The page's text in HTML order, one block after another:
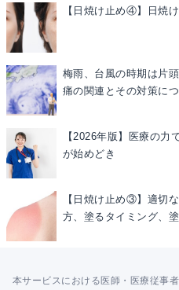
【日焼け止め④】日焼
梅雨、台風の時期は片
痛の関連とその対策に
【2026年版】医療の力
が始めどき
【日焼け止め③】適切
方、塗るタイミング、
本サービスにおける医師・医療従事